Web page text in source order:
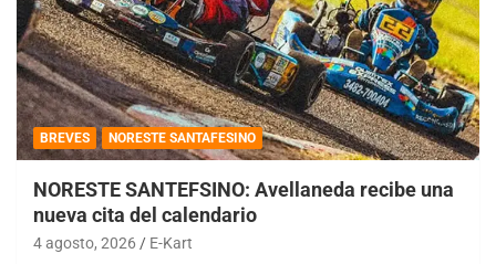
BREVES NORESTE SANTAFESINO
NORESTE SANTEFSINO: Avellaneda recibe una
nueva cita del calendario
4 agosto, 2026 E-Kart